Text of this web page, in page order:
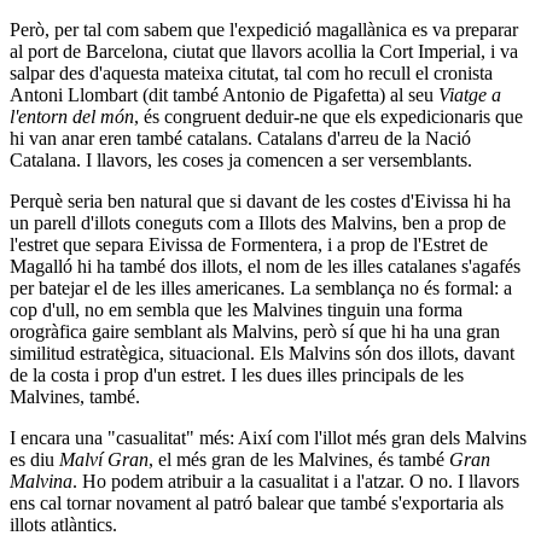
Però, per tal com sabem que l'expedició magallànica es va preparar
al port de Barcelona, ciutat que llavors acollia la Cort Imperial, i va
salpar des d'aquesta mateixa citutat, tal com ho recull el cronista
Antoni Llombart (dit també Antonio de Pigafetta) al seu Viatge a
l'entorn del món, és congruent deduir-ne que els expedicionaris que
hi van anar eren també catalans. Catalans d'arreu de la Nació
Catalana. I llavors, les coses ja comencen a ser versemblants.
Perquè seria ben natural que si davant de les costes d'Eivissa hi ha
un parell d'illots coneguts com a Illots des Malvins, ben a prop de
l'estret que separa Eivissa de Formentera, i a prop de l'Estret de
Magalló hi ha també dos illots, el nom de les illes catalanes s'agafés
per batejar el de les illes americanes. La semblança no és formal: a
cop d'ull, no em sembla que les Malvines tinguin una forma
orogràfica gaire semblant als Malvins, però sí que hi ha una gran
similitud estratègica, situacional. Els Malvins són dos illots, davant
de la costa i prop d'un estret. I les dues illes principals de les
Malvines, també.
I encara una "casualitat" més: Així com l'illot més gran dels Malvins
es diu Malví Gran, el més gran de les Malvines, és també Gran
Malvina. Ho podem atribuir a la casualitat i a l'atzar. O no. I llavors
ens cal tornar novament al patró balear que també s'exportaria als
illots atlàntics.